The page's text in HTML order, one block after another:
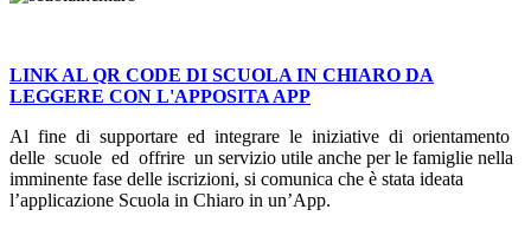
LINK AL QR CODE DI SCUOLA IN CHIARO DA
LEGGERE CON L'APPOSITA APP
Al fine di supportare ed integrare le iniziative di orientamento
delle scuole ed offrire un servizio utile anche per le famiglie nella
imminente fase delle iscrizioni, si comunica che è stata ideata
l’applicazione Scuola in Chiaro in un’App.